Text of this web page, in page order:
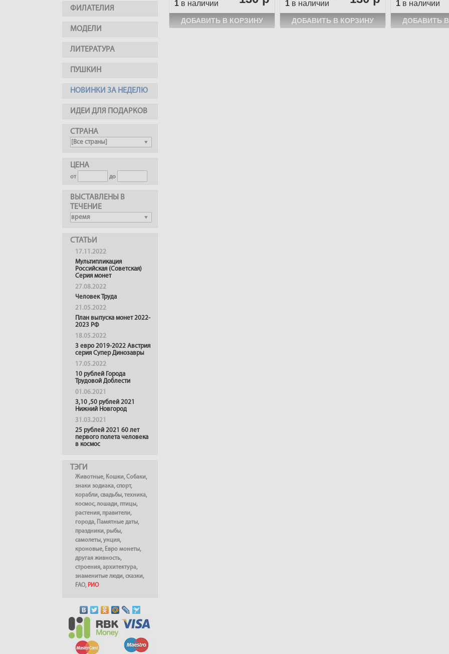
ФИЛАТЕЛИЯ
МОДЕЛИ
ЛИТЕРАТУРА
ПУШКИН
НОВИНКИ ЗА НЕДЕЛЮ
ИДЕИ ДЛЯ ПОДАРКОВ
СТРАНА
ЦЕНА
от до
ВЫСТАВЛЕНЫ В
ТЕЧЕНИЕ
СТАТЬИ
17.11.2022
Мультипликация
Российская (Советская)
Серия монет
27.08.2022
Человек Труда
21.05.2022
План выпуска монет 2022-
2023 РФ
18.05.2022
3 евро 2019-2022 Австрия
серия Супер Динозавры
17.05.2022
10 рублей Города
Трудовой Доблести
01.06.2021
3,10 ,50 рублей 2021
Нижний Новгород
31.03.2021
25 рублей 2021 60 лет
первого полета человека
в космос
ТЭГИ
Животные, Кошки,Собаки,
знаки зодиака,спорт,
корабли,свадьбы,техника,
космос,лошади, птицы,
растения, правители,
города, Памятные даты,
праздники, рыбы,
самолеты,унция,
кроновые, Евро монеты,
другая живность,
строения,архитектура,
знаменитые люди,сказки,
FAO, РИО
1 в наличии 1 в наличии 1 в наличии